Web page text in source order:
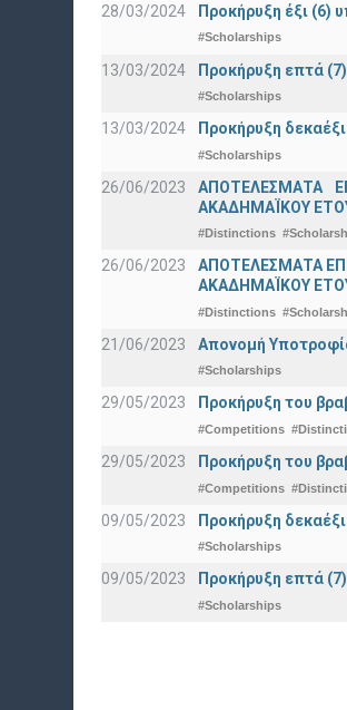
28/03/2024 Προκήρυξη έξι (6)
#Scholarships
13/03/2024 Προκήρυξη επτά
#Scholarships
13/03/2024 Προκήρυξη
#Scholarships
26/06/2023
ΑΠΟΤΕΛΕΣΜΑΤΑ
ΑΚΑΔΗΜΑΪΚΟΥ
#Distinctions
26/06/2023
ΑΠΟΤΕΛΕΣΜΑΤΑ
ΑΚΑΔΗΜΑΪΚΟΥ
#Distinctions
21/06/2023 Απονομή
#Scholarships
29/05/2023 Προκήρυξη του
#Competitions
29/05/2023 Προκήρυξη του
#Competitions
09/05/2023 Προκήρυξη
#Scholarships
09/05/2023 Προκήρυξη επτά
#Scholarships